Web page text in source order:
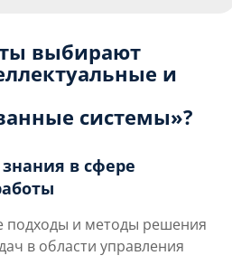
выбирают
и
системы»?
в сфере
подходы и методы решения
в области управления